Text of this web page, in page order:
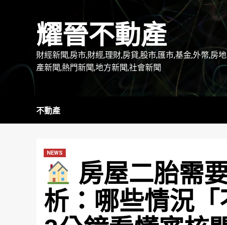
耀晉不動產
財經新聞,房市,財經,理財,房貸,股市,匯市,基金,外幣,房地
產新聞,熱門新聞,地方新聞,社會新聞
不動產
NEWS
房屋二胎需
析：哪些情況「